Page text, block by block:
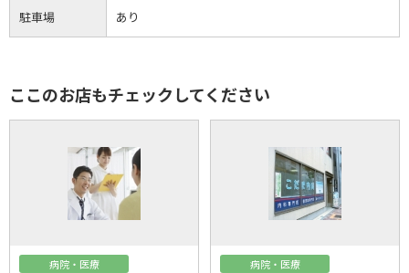
駐車場 あり
ここのお店もチェックしてください
病院・医療 病院・医療